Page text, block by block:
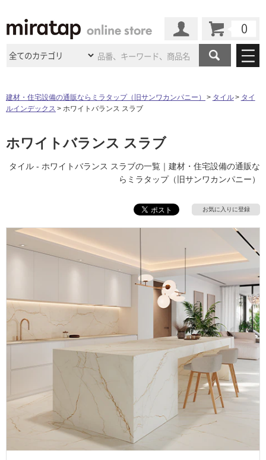
商品カテゴリ
キッチン 浴室（風呂・
ム）・トイレ
建具・玄関
ウッドデッキ フローリング・床材
収納 インテリア・家具
ペット用品
内装用建材 パネル・壁材
ロートアイアン 天然石・石材
施工材 新商品
施工事例
施工事例 法人案件納入事例
ミラタップ のあるくらし お客様訪問インタビュー
ショールーム
ショールームのご案内 東京ショールーム
名古屋ショールーム 京都ショールーム
福岡 ショールーム 札幌スマートショールー
ム
ム
ウェルビーみのおHDC
BOX
初めての方へ
よくある質問 お問い合わせ
クレーム公開
説明書・図面検索 水まわり 3年保証
お役立ち情報 住まいのスタイリング
アイデア
ミラタップ
チャンネル
オンライン相談
その他サービス
ミラタップと 創る家
ASOLIE
Coziコンシ
SUVACO
最高のリノベ会社がみつ
かるリノベりす
建材・住宅設備の通販ならミラタップ（旧サンワカンパニー） タイル
タイ
ルインデックス
ホワイトバランス スラブ
ホワイトバランス スラブ
タイル - ホワイトバランス スラブの一覧｜建材・住宅設備の通販な
らミラタップ（旧サンワカンパニー）
お気に入りに登録